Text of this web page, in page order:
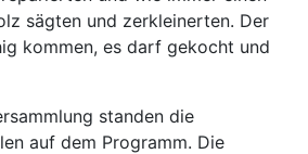
sägten und zerkleinerten. Der
kommen, es darf gekocht und
standen die
auf dem Programm. Die